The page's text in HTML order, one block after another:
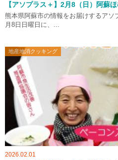
【アソプラス＋】2月8（日）阿蘇
熊本県阿蘇市の情報をお届けするア
月8日日曜日に、...
地産地消クッキング
2026.02.01